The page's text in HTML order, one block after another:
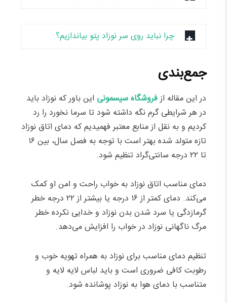
چرا نباید روی سر نوزاد پتو بیاندازیم؟
جمع‌بندی
در این مقاله ازفروشگاه سیسمونی این باور که نوزاد باید
در هر شرایطی گرم نگه داشته شود تا سرما نخورد را رد
کردیم و به نقل از منابع معتبر فهمیدیم که دمای اتاق نوزاد
تازه متولد شده بهتر است با توجه به فصل سال، بین ۱۶
تا ۲۲ درجه سانتی‌گراد تنظیم شود.
دمای مناسب اتاق نوزاد به خواب راحت و امن او کمک
می‌کند. دمای کمتر از ۱۶ درجه یا بیشتر از ۲۲ درجه خطر
گرمازدگی یا سرد شدن بدن نوزاد و خدایی نکرده خطر
مرگ ناگهانی نوزاد در خواب را افزایش می‌دهد.
تنظیم دمای مناسب برای نوزاد به همراه تهویه خوب و
رطوبت کافی ضروری است و باید لباس لایه لایه و
متناسب با دمای هوا به نوزاد پوشانده شود.